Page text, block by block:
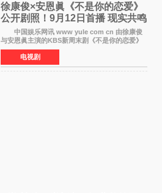
徐康俊×安恩眞《不是你的恋爱》
公开剧照！9月12日首播 现实共鸣
罗曼史来袭
中国娱乐网讯 www yule com cn 由徐康俊
与安恩眞主演的KBS新周末剧《不是你的恋爱》
于近日公开首波剧照，正式定档9月12日首
播。 剧照中，徐康俊与安恩眞并肩而坐，眼
神中流露出复杂而微
电视剧